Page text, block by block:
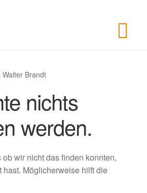
Walter Brandt
nichts
werden.
wir nicht das finden konnten,
hast. Möglicherweise hilft die